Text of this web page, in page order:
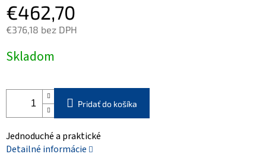
€462,70
€376,18 bez DPH
cena:
Skladom
Pridať do košíka
Jednoduché a praktické
Detailné informácie